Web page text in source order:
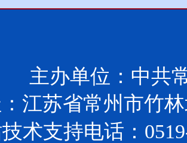
主办单位：中共
江苏省常州市竹
术支持电话：